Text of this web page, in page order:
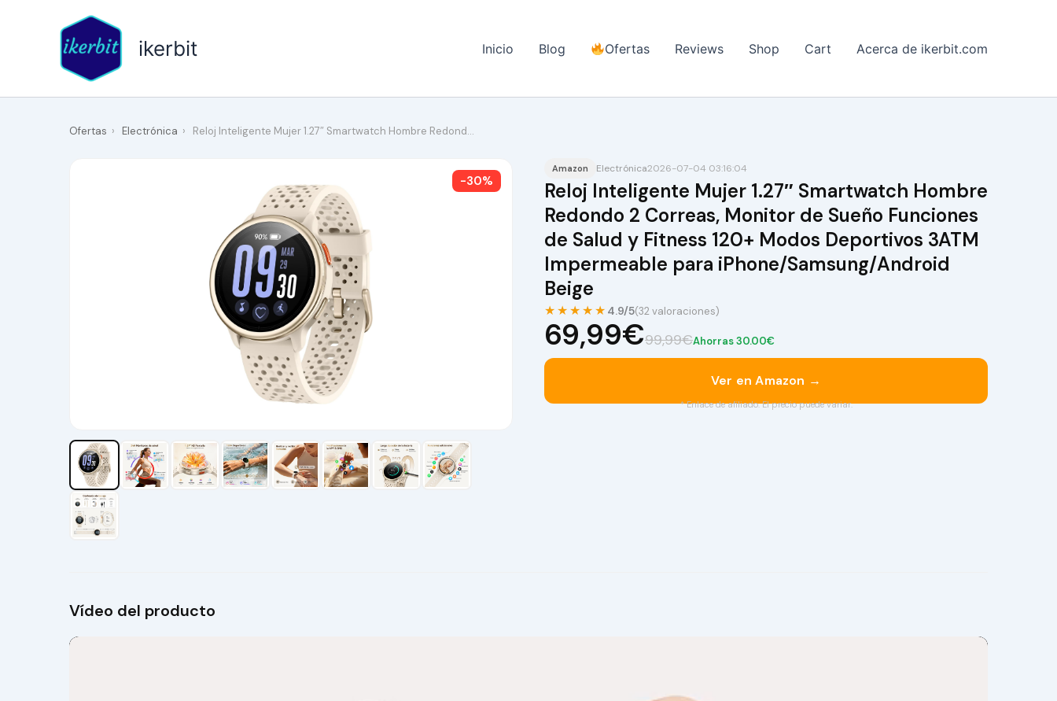
ikerbit Inicio Blog Ofertas Reviews Shop Cart Acerca de ikerbit.com
Ofertas › Electrónica › Reloj Inteligente Mujer 1.27″ Smartwatch Hombre Redond…
-30%
Amazon Electrónica2026-07-04 03:16:04
Reloj Inteligente Mujer 1.27″ Smartwatch Hombre
Redondo 2 Correas, Monitor de Sueño Funciones
de Salud y Fitness 120+ Modos Deportivos 3ATM
Impermeable para iPhone/Samsung/Android
Beige
★★★★★ 4.9/5(32 valoraciones)
69,99€99,99€Ahorras 30.00€
Ver en Amazon →
* Enlace de afiliado. El precio puede variar.
Vídeo del producto